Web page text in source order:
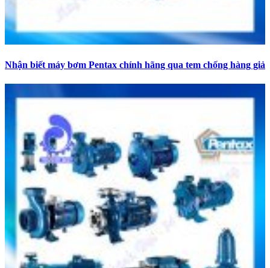
Nhận biết máy bơm Pentax chính hãng qua tem chống hàng giả